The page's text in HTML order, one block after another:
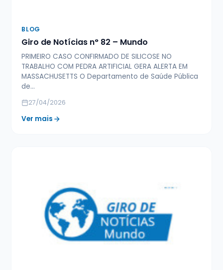
BLOG
Giro de Notícias n° 82 – Mundo
PRIMEIRO CASO CONFIRMADO DE SILICOSE NO
TRABALHO COM PEDRA ARTIFICIAL GERA ALERTA EM
MASSACHUSETTS O Departamento de Saúde Pública
de…
27/04/2026
Ver mais